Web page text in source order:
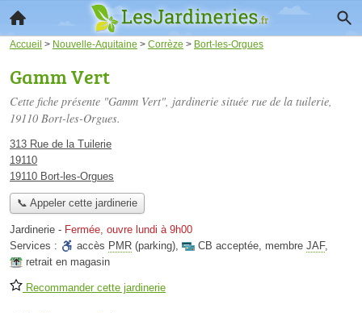
Accueil > Nouvelle-Aquitaine > Corrèze > Bort-les-Orgues
Gamm Vert
Cette fiche présente "Gamm Vert", jardinerie située rue de la tuilerie,
19110 Bort-les-Orgues.
313 Rue de la Tuilerie
19110
19110 Bort-les-Orgues
📞 Appeler cette jardinerie
Jardinerie - Fermée, ouvre lundi à 9h00
Services :
accès PMR (parking), CB acceptée, membre JAF,
retrait en magasin
Recommander cette jardinerie